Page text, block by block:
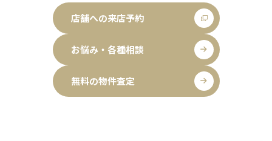
店舗への来店予約
お悩み・各種相談
無料の物件査定